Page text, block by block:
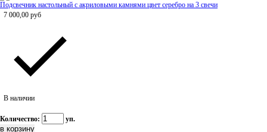
Подсвечник настольный с акриловыми камнями цвет серебро на 3 свечи
7 000,00 руб
В наличии
Количество: уп.